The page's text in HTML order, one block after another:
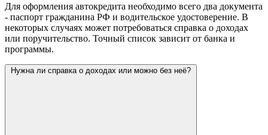
Для оформления автокредита необходимо всего два документа
- паспорт гражданина РФ и водительское удостоверение. В
некоторых случаях может потребоваться справка о доходах
или поручительство. Точный список зависит от банка и
программы.
Нужна ли справка о доходах или можно без неё?